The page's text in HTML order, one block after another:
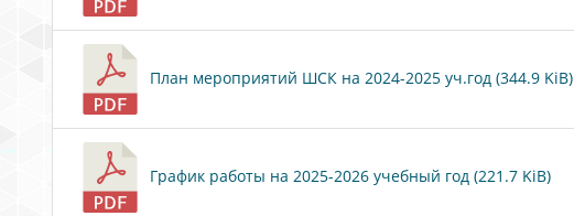
План мероприятий ШСК на 2024-2025 уч.год (344.9 KiB)
График работы на 2025-2026 учебный год (221.7 KiB)